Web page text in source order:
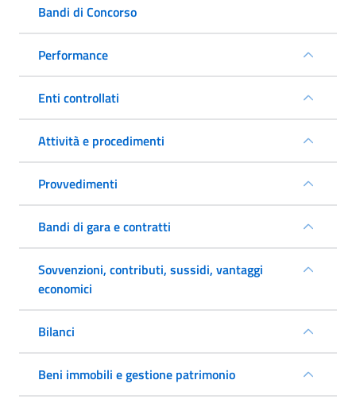
Bandi di Concorso
Performance
Enti controllati
Attività e procedimenti
Provvedimenti
Bandi di gara e contratti
Sovvenzioni, contributi, sussidi, vantaggi
economici
Bilanci
Beni immobili e gestione patrimonio